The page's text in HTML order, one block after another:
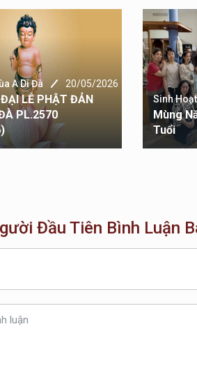
A Di Đà 20/05/2026
LỄ PHẬT ĐẢN
PL.2570
Sinh
Mùng
Tuổi
Đầu Tiên Bình Luận